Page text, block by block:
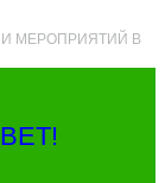
И МЕРОПРИЯТИЙ В